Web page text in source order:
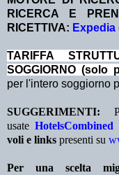
RICERCA E
RICETTIVA: Expedia
TA RIFFA
SOGGIORNO (solo
per l'intero soggiorno
SUGGERIMENTI:
usate HotelsCombined
voli e links presenti su
Per una scelta